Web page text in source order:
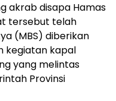
akrab disapa Hamas
tersebut telah
(MBS) diberikan
kegiatan kapal
yang melintas
Provinsi